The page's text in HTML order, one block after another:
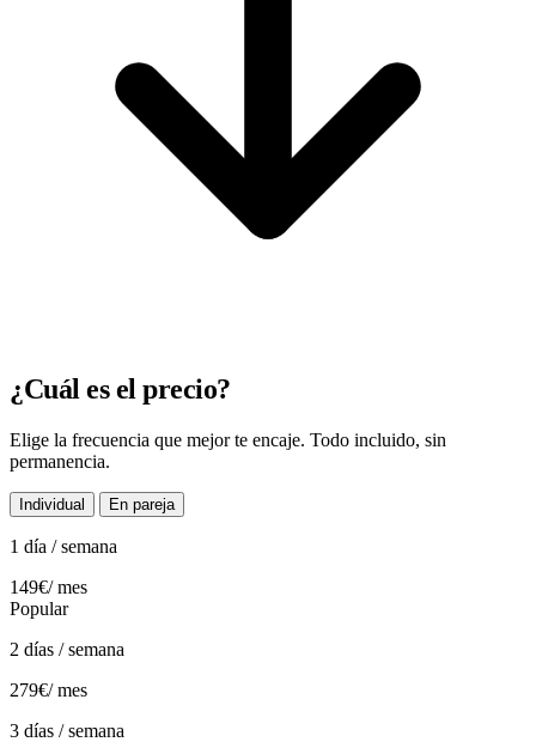
¿Cuál es el precio?
Elige la frecuencia que mejor te encaje. Todo incluido, sin
permanencia.
Individual En pareja
1 día / semana
149€/ mes
Popular
2 días / semana
279€/ mes
3 días / semana